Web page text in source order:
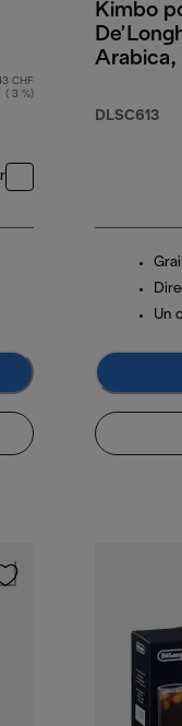
original 22.90 CHF
CHF
( 3 %)
Kimbo
Arabica,
DLSC613
Un